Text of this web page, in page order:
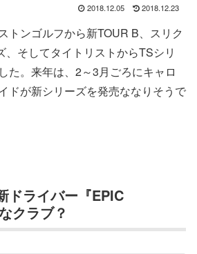
2018.12.05 2018.12.23
トンゴルフから新TOUR B、スリク
、そしてタイトリストからTSシリ
た。来年は、2～3月ごろにキャロ
ドが新シリーズを発売ななりそうで
ドライバー『EPIC
クラブ？